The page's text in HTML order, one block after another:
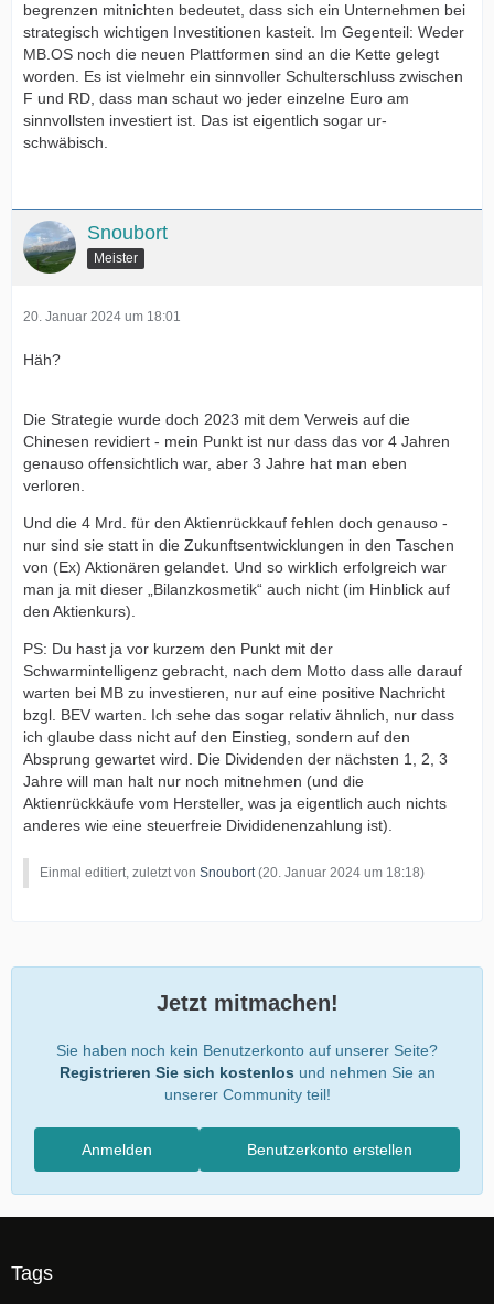
begrenzen mitnichten bedeutet, dass sich ein Unternehmen bei
strategisch wichtigen Investitionen kasteit. Im Gegenteil: Weder
MB.OS noch die neuen Plattformen sind an die Kette gelegt
worden. Es ist vielmehr ein sinnvoller Schulterschluss zwischen
F und RD, dass man schaut wo jeder einzelne Euro am
sinnvollsten investiert ist. Das ist eigentlich sogar ur-
schwäbisch.
Snoubort
Meister
20. Januar 2024 um 18:01
Häh?
Die Strategie wurde doch 2023 mit dem Verweis auf die
Chinesen revidiert - mein Punkt ist nur dass das vor 4 Jahren
genauso offensichtlich war, aber 3 Jahre hat man eben
verloren.
Und die 4 Mrd. für den Aktienrückkauf fehlen doch genauso -
nur sind sie statt in die Zukunftsentwicklungen in den Taschen
von (Ex) Aktionären gelandet. Und so wirklich erfolgreich war
man ja mit dieser „Bilanzkosmetik“ auch nicht (im Hinblick auf
den Aktienkurs).
PS: Du hast ja vor kurzem den Punkt mit der
Schwarmintelligenz gebracht, nach dem Motto dass alle darauf
warten bei MB zu investieren, nur auf eine positive Nachricht
bzgl. BEV warten. Ich sehe das sogar relativ ähnlich, nur dass
ich glaube dass nicht auf den Einstieg, sondern auf den
Absprung gewartet wird. Die Dividenden der nächsten 1, 2, 3
Jahre will man halt nur noch mitnehmen (und die
Aktienrückkäufe vom Hersteller, was ja eigentlich auch nichts
anderes wie eine steuerfreie Divididenenzahlung ist).
Einmal editiert, zuletzt von Snoubort(20. Januar 2024 um 18:18)
Jetzt mitmachen!
Sie haben noch kein Benutzerkonto auf unserer Seite?
Registrieren Sie sich kostenlos und nehmen Sie an
unserer Community teil!
Benutzerkonto erstellen
Anmelden
Tags